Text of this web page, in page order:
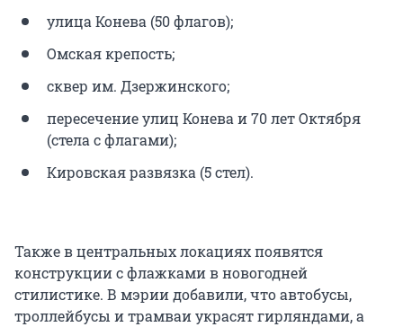
улица Конева (50 флагов);
Омская крепость;
сквер им. Дзержинского;
пересечение улиц Конева и 70 лет Октября
(стела с флагами);
Кировская развязка (5 стел).
Также в центральных локациях появятся
конструкции с флажками в новогодней
стилистике. В мэрии добавили, что автобусы,
троллейбусы и трамваи украсят гирляндами, а